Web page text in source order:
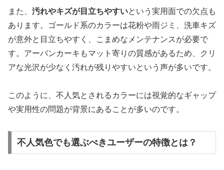
また、 汚れやキズが目立ちやすいという実用面での欠点も
あります。ゴールド系のカラーは花粉や雨ジミ、洗車キズ
が意外と目立ちやすく、こまめなメンテナンスが必要で
す。アーバンカーキもマット寄りの質感があるため、クリ
アな光沢が少なく汚れが残りやすいという声が多いです。
このように、不人気とされるカラーには視覚的なギャップ
や実用性の問題が背景にあることが多いのです。
不人気色でも選ぶべきユーザーの特徴とは？